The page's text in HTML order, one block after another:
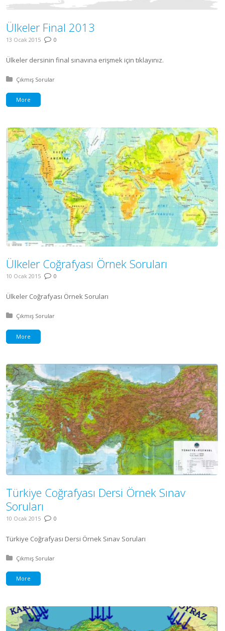
Ülkeler Final 2013
13 Ocak 2015 0
Ülkeler dersinin final sınavına erişmek için tıklayınız.
Posted in:
Çıkmış Sorular
More
Ülkeler Coğrafyası Örnek Soruları
10 Ocak 2015 0
Ülkeler Coğrafyası Örnek Soruları
Posted in:
Çıkmış Sorular
More
Türkiye Coğrafyası Dersi Örnek Sınav
Soruları
10 Ocak 2015 0
Türkiye Coğrafyası Dersi Örnek Sınav Soruları
Posted in:
Çıkmış Sorular
More